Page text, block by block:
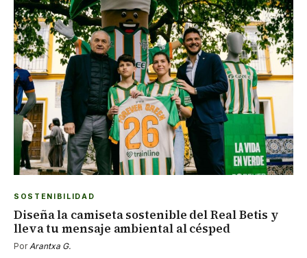
SOSTENIBILIDAD
Diseña la camiseta sostenible del Real Betis y
lleva tu mensaje ambiental al césped
Por Arantxa G.